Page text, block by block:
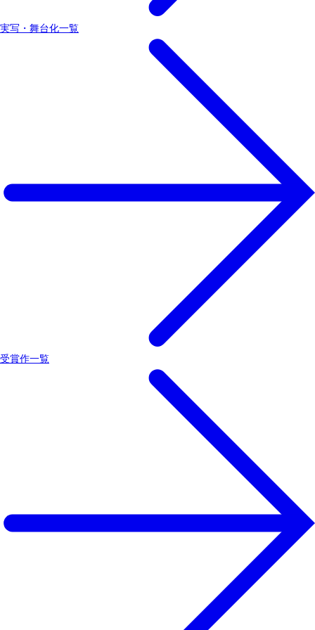
実写・舞台化一覧
受賞作一覧